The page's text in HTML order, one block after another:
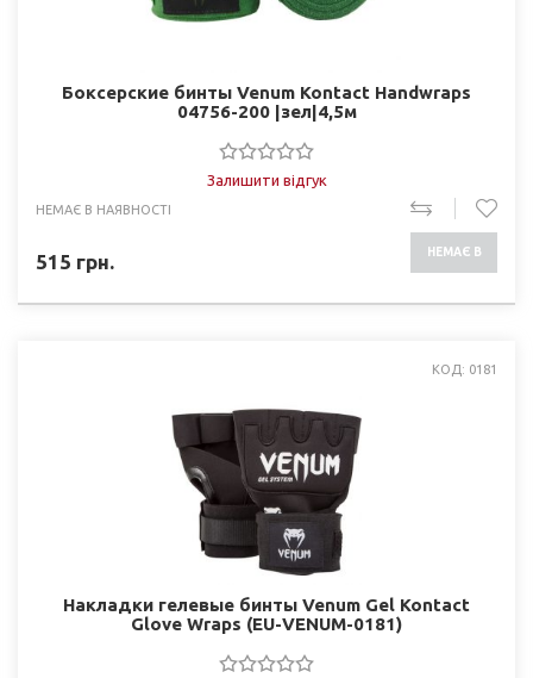
Боксерские бинты Venum Kontact Handwraps
04756-200 |зел|4,5м
Залишити відгук
НЕМАЄ В НАЯВНОСТІ
515 грн. НЕМАЄ В
КОД: 0181
Накладки гелевые бинты Venum Gel Kontact
Glove Wraps (EU-VENUM-0181)